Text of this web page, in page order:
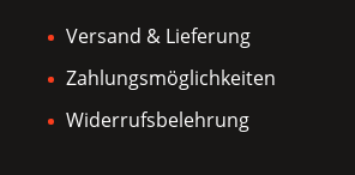
Versand & Lieferung
Zahlungsmöglichkeiten
Widerrufsbelehrung